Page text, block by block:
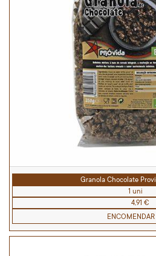
Granola Chocolate
1 uni
4,91 €
ENCOMENDAR